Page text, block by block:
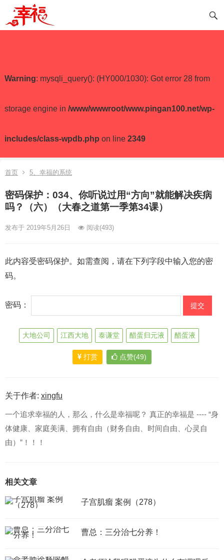
Warning: mysqli_query(): (HY000/1030): Got error 28 from
storage engine in /www/wwwroot/www.pingan100.net/wp-
includes/class-wpdb.php on line 2349
首页 5、幸福的系统
密码保护：034、你听说过用“方向”就能解决疾病
吗？（六）（大春之道第一季第34课）
发布于 2019年5月26日 阅读(493)
此内容受密码保护。如需查阅，请在下列字段中输入您的密
码。
密码：
大地公司 江西大地 泰谦堂 醋蛋归元液 醋蛋液
打赏 点赞(49)
关于作者: xingfu
一个追求幸福的人，那么，什么是幸福呢？ 真正的幸福是 ---- “身
体健康、家庭美满、拥有自由（财务自由、时间自由、心灵自
由）”！！！
相关文章
子宫肌瘤 案例（278）
曹总：三分治七分养！